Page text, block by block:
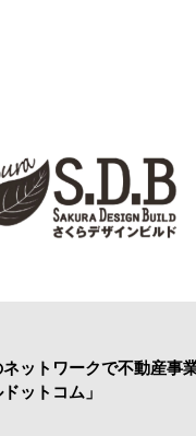
ットワークで不動産事
ットコム」